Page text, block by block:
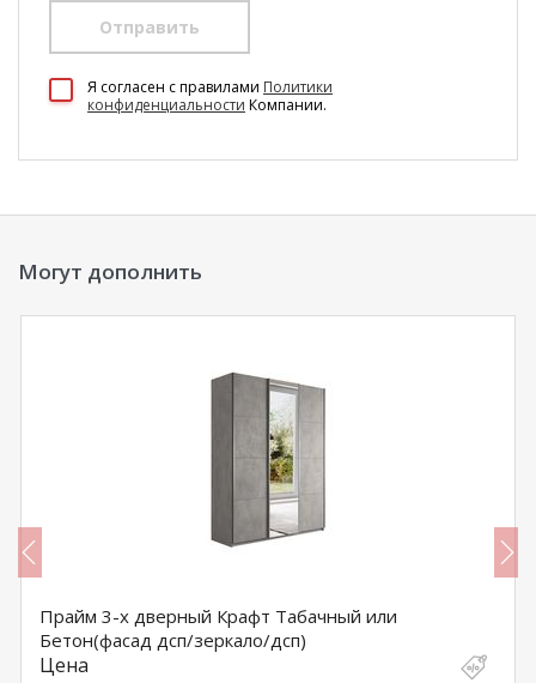
Отправить
Я согласен c правилами Политики
конфиденциальности Компании.
Могут дополнить
Прайм 3-х дверный Крафт Табачный или
Бетон(фасад дсп/зеркало/дсп)
Цена